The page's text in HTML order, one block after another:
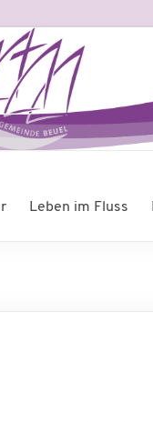
Leben im Fluss